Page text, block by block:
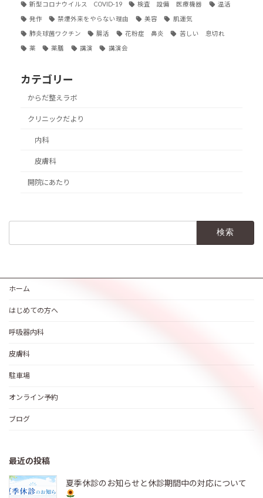
新型コロナウイルス COVID-19 検査 設備 医療機器 温活
発作 禁煙外来をやらない理由 美容 肌運気
肺炎球菌ワクチン 腸活 花粉症 鼻炎 苦しい 息切れ
薬 薬膳 講演 講演会
カテゴリー
からだ整えラボ
クリニックだより
内科
皮膚科
開院にあたり
ホーム
はじめての方へ
呼吸器内科
皮膚科
駐車場
オンライン予約
ブログ
最近の投稿
夏季休診のお知らせと休診期間中の対応について